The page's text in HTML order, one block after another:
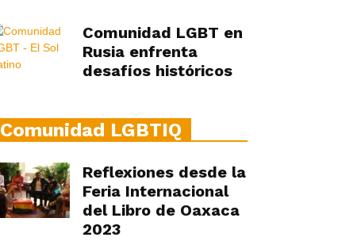
Comunidad LGBT en
Rusia enfrenta
desafíos históricos
Comunidad LGBTIQ
Reflexiones desde la
Feria Internacional
del Libro de Oaxaca
2023